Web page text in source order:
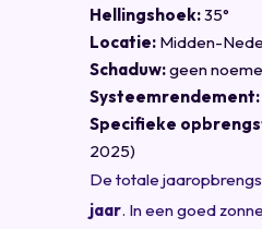
Hellingshoek:35°
Locatie: Midden-
Schaduw:geen
Systeemrendement:
Specifieke
2025)
De totale
jaar. In een goed